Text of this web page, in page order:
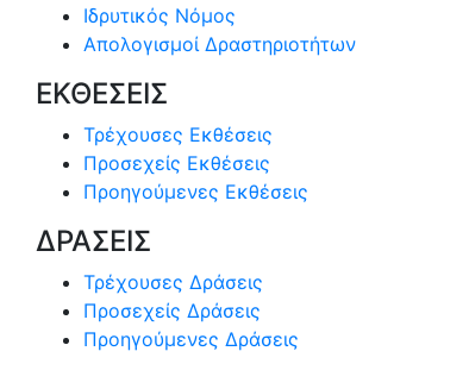
Ιδρυτικός Νόμος
Απολογισμοί Δραστηριοτήτων
ΕΚΘΕΣΕΙΣ
Τρέχουσες Εκθέσεις
Προσεχείς Εκθέσεις
Προηγούμενες Εκθέσεις
ΔΡΑΣΕΙΣ
Τρέχουσες Δράσεις
Προσεχείς Δράσεις
Προηγούμενες Δράσεις